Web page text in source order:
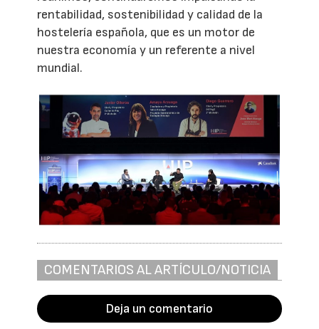
rentabilidad, sostenibilidad y calidad de la
hostelería española, que es un motor de
nuestra economía y un referente a nivel
mundial.
COMENTARIOS AL ARTÍCULO/NOTICIA
Deja un comentario